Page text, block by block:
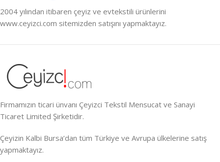
2004 yılından itibaren çeyiz ve evtekstili ürünlerini
www.ceyizci.com sitemizden satışını yapmaktayız.
Firmamızın ticari ünvanı Çeyizci Tekstil Mensucat ve Sanayi
Ticaret Limited Şirketidir.
Çeyizin Kalbi Bursa’dan tüm Türkiye ve Avrupa ülkelerine satış
yapmaktayız.